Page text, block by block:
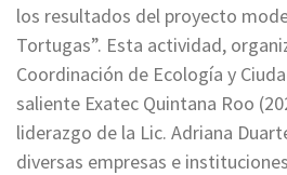
los resultados del proyecto
Tortugas”. Esta actividad,
Coordinación de Ecología y
saliente Exatec Quintana Roo
liderazgo de la Lic. Adriana
diversas empresas e